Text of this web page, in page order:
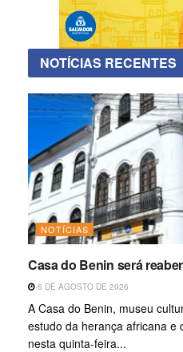
NOTÍCIAS RECENTES
NOTÍCIAS
Casa do Benin será
6 DE AGOSTO DE 2026
A Casa do Benin, museu
estudo da herança africana e
nesta quinta-feira...